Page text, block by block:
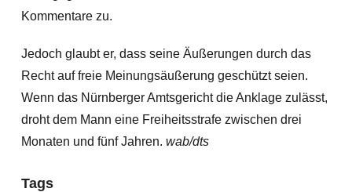
Kommentare zu.
Jedoch glaubt er, dass seine Äußerungen durch das
Recht auf freie Meinungsäußerung geschützt seien.
Wenn das Nürnberger Amtsgericht die Anklage zulässt,
droht dem Mann eine Freiheitsstrafe zwischen drei
Monaten und fünf Jahren. wab/dts
Tags